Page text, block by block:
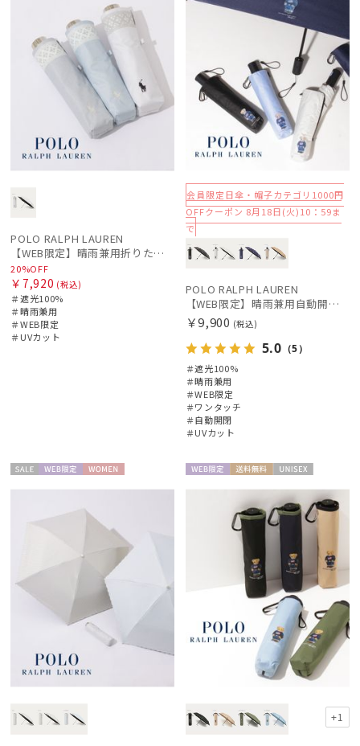
その他
カラー
価格・割引率
販売状況
入荷状況
POLO RALPH LAUREN
【WEB限定】晴雨兼用折りたたみ日傘 ポロ ラルフ ローレン（POLO RALPH LAUREN）シャンブレーレース 遮光100 UV100
20%OFF
￥7,920 (税込)
＃遮光100%
＃晴雨兼用
＃WEB限定
＃UVカット
会員限定日傘・帽子カテゴリ1000円
OFFクーポン 8月18日(火)10：59ま
で
POLO RALPH LAUREN
【WEB限定】晴雨兼用自動開閉日傘 ポロ ラルフ ローレン（POLO RALPH LAUREN）ベア 遮光100 UV100 ワンタッチ開閉
￥9,900 (税込)
5.0 （5）
＃遮光100%
＃晴雨兼用
＃WEB限定
＃ワンタッチ
＃自動開閉
＃UVカット
X
+1